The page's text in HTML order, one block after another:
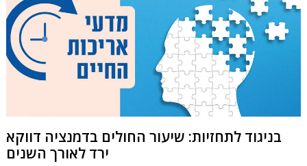
בניגוד לתחזיות: שיעור החולים בדמנציה דווקא
ירד לאורך השנים